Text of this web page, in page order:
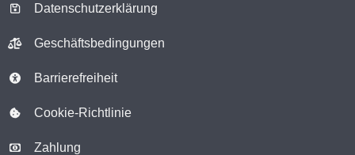
Datenschutzerklärung
Geschäftsbedingungen
Barrierefreiheit
Cookie-Richtlinie
Zahlung